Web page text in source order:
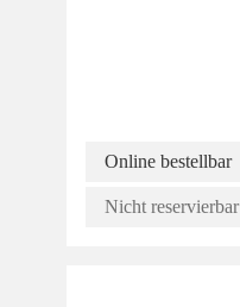
Online bestellbar
Nicht reservierbar